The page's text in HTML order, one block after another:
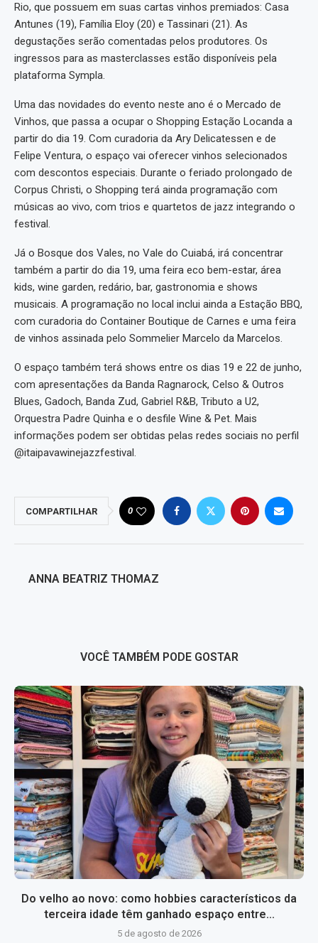
Rio, que possuem em suas cartas vinhos premiados: Casa
Antunes (19), Família Eloy (20) e Tassinari (21). As
degustações serão comentadas pelos produtores. Os
ingressos para as masterclasses estão disponíveis pela
plataforma Sympla.
Uma das novidades do evento neste ano é o Mercado de
Vinhos, que passa a ocupar o Shopping Estação Locanda a
partir do dia 19. Com curadoria da Ary Delicatessen e de
Felipe Ventura, o espaço vai oferecer vinhos selecionados
com descontos especiais. Durante o feriado prolongado de
Corpus Christi, o Shopping terá ainda programação com
músicas ao vivo, com trios e quartetos de jazz integrando o
festival.
Já o Bosque dos Vales, no Vale do Cuiabá, irá concentrar
também a partir do dia 19, uma feira eco bem-estar, área
kids, wine garden, redário, bar, gastronomia e shows
musicais. A programação no local inclui ainda a Estação BBQ,
com curadoria do Container Boutique de Carnes e uma feira
de vinhos assinada pelo Sommelier Marcelo da Marcelos.
O espaço também terá shows entre os dias 19 e 22 de junho,
com apresentações da Banda Ragnarock, Celso & Outros
Blues, Gadoch, Banda Zud, Gabriel R&B, Tributo a U2,
Orquestra Padre Quinha e o desfile Wine & Pet. Mais
informações podem ser obtidas pelas redes sociais no perfil
@itaipavawinejazzfestival.
COMPARTILHAR 0
ANNA BEATRIZ THOMAZ
VOCÊ TAMBÉM PODE GOSTAR
Do velho ao novo: como hobbies característicos da
terceira idade têm ganhado espaço entre...
5 de agosto de 2026